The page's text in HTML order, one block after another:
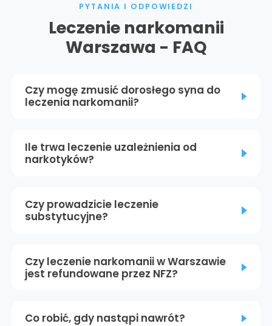
PYTANIA I ODPOWIEDZI
Leczenie narkomanii
Warszawa - FAQ
Czy mogę zmusić dorosłego syna do
leczenia narkomanii?
Ile trwa leczenie uzależnienia od
narkotyków?
Czy prowadzicie leczenie
substytucyjne?
Czy leczenie narkomanii w Warszawie
jest refundowane przez NFZ?
Co robić, gdy nastąpi nawrót?